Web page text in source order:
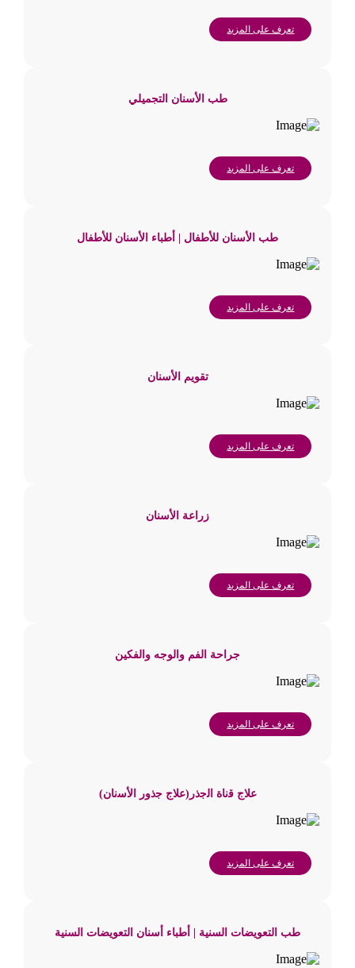
تعرف على المزيد
طب الأسنان التجميلي
تعرف على المزيد
طب الأسنان للأطفال | أطباء الأسنان للأطفال
تعرف على المزيد
تقويم الأسنان
تعرف على المزيد
زراعة الأسنان
تعرف على المزيد
جراحة الفم والوجه والفكين
تعرف على المزيد
ﻋﻼج ﻗﻧﺎة اﻟﺟذر(ﻋﻼج ﺟذور اﻷﺳﻧﺎن)
تعرف على المزيد
طب التعويضات السنية | أطباء أسنان التعويضات السنية